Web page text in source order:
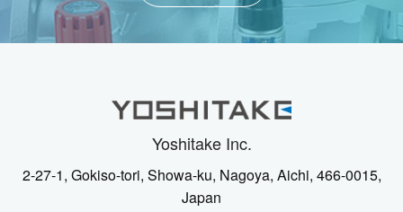
Yoshitake Inc.
2-27-1, Gokiso-tori, Showa-ku, Nagoya, Aichi, 466-0015,
Japan